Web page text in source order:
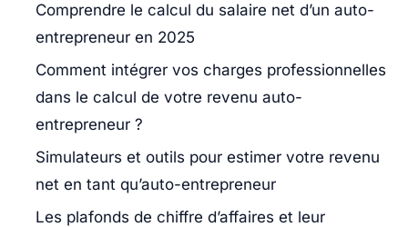
Comprendre le calcul du salaire net d’un auto-
entrepreneur en 2025
Comment intégrer vos charges professionnelles
dans le calcul de votre revenu auto-
entrepreneur ?
Simulateurs et outils pour estimer votre revenu
net en tant qu’auto-entrepreneur
Les plafonds de chiffre d’affaires et leur